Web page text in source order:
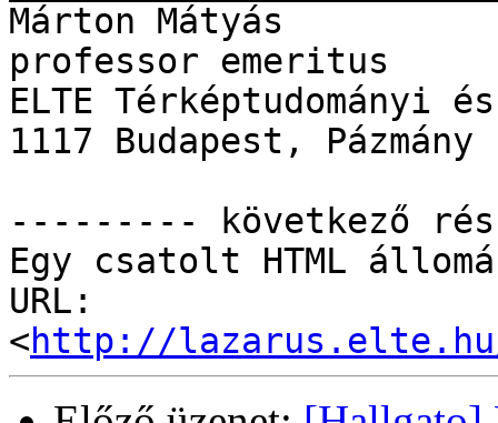
Márton Mátyás
professor emeritus
ELTE Térképtudományi
1117 Budapest,
--------- következő
Egy csatolt HTML
URL:
<http://lazarus.elte.hu/